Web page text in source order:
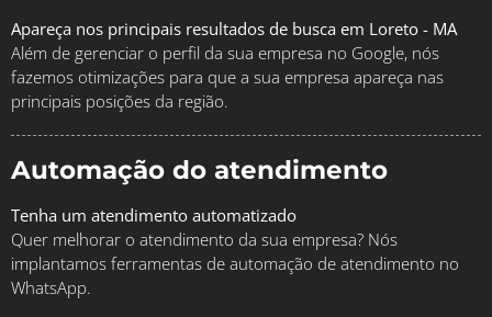
Apareça nos principais resultados de busca em Loreto - MA
Além de gerenciar o perfil da sua empresa no Google, nós
fazemos otimizações para que a sua empresa apareça nas
principais posições da região.
Automação do atendimento
Tenha um atendimento automatizado
Quer melhorar o atendimento da sua empresa? Nós
implantamos ferramentas de automação de atendimento no
WhatsApp.